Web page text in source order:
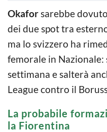
Okaforsarebbe
dei due spot tra
ma lo svizzero ha
femorale in
settimana e salterà
League contro il
La probabile
la Fiorentina